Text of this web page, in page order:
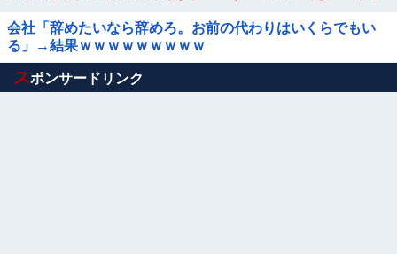
会社「辞めたいなら辞めろ。お前の代わりはいくらでもい
る」→結果ｗｗｗｗｗｗｗｗｗ
Powered by livedoor 相互RSS
スポンサードリンク